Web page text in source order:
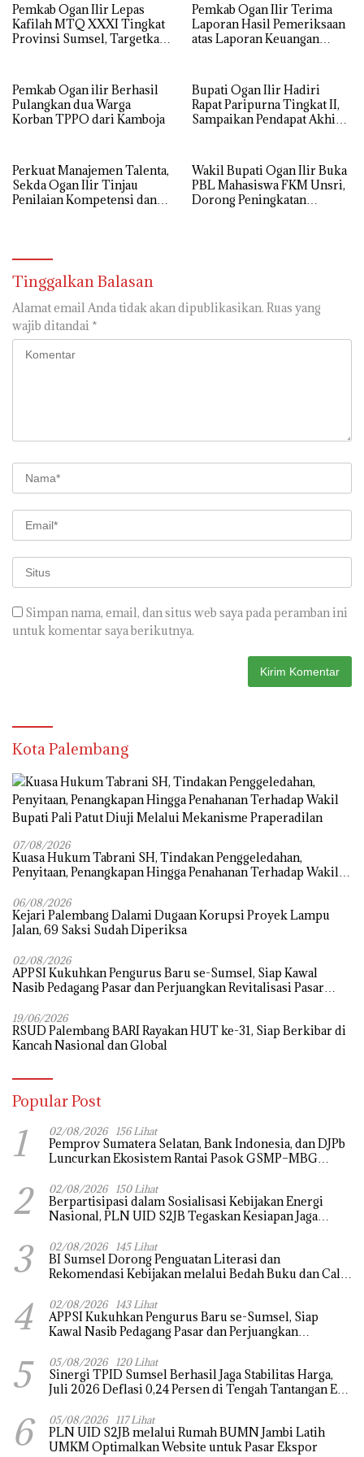
Pemkab Ogan Ilir Lepas
Kafilah MTQ XXXI Tingkat
Provinsi Sumsel, Targetkan
Pemkab Ogan Ilir Terima
Laporan Hasil Pemeriksaan
atas Laporan Keuangan
Pemkab Ogan ilir Berhasil
Pulangkan dua Warga
Korban TPPO dari Kamboja
Bupati Ogan Ilir Hadiri
Rapat Paripurna Tingkat II,
Sampaikan Pendapat Akhir
Perkuat Manajemen Talenta,
Sekda Ogan Ilir Tinjau
Penilaian Kompetensi dan
Wakil Bupati Ogan Ilir Buka
PBL Mahasiswa FKM Unsri,
Dorong Peningkatan
Tinggalkan Balasan
Alamat email Anda tidak akan dipublikasikan. Ruas yang
wajib ditandai *
Simpan nama, email, dan situs web saya pada peramban ini
untuk komentar saya berikutnya.
Kota Palembang
07/08/2026
‎Kuasa Hukum Tabrani SH, Tindakan Penggeledahan,
Penyitaan, Penangkapan Hingga Penahanan Terhadap Wakil
06/08/2026
Kejari Palembang Dalami Dugaan Korupsi Proyek Lampu
Jalan, 69 Saksi Sudah Diperiksa
02/08/2026
APPSI Kukuhkan Pengurus Baru se-Sumsel, Siap Kawal
Nasib Pedagang Pasar dan Perjuangkan Revitalisasi Pasar
19/06/2026
RSUD Palembang BARI Rayakan HUT ke-31, Siap Berkibar di
Kancah Nasional dan Global
Popular Post
1 02/08/2026 156 Lihat
Pemprov Sumatera Selatan, Bank Indonesia, dan DJPb
Luncurkan Ekosistem Rantai Pasok GSMP–MBG
Inflasi
2 02/08/2026 150 Lihat
Berpartisipasi dalam Sosialisasi Kebijakan Energi
Nasional, PLN UID S2JB Tegaskan Kesiapan Jaga
3 02/08/2026 145 Lihat
BI Sumsel Dorong Penguatan Literasi dan
Rekomendasi Kebijakan melalui Bedah Buku dan Call
2026
4 02/08/2026 143 Lihat
APPSI Kukuhkan Pengurus Baru se-Sumsel, Siap
Kawal Nasib Pedagang Pasar dan Perjuangkan
5 05/08/2026 120 Lihat
Sinergi TPID Sumsel Berhasil Jaga Stabilitas Harga,
Juli 2026 Deflasi 0,24 Persen di Tengah Tantangan El
6 05/08/2026 117 Lihat
PLN UID S2JB melalui Rumah BUMN Jambi Latih
UMKM Optimalkan Website untuk Pasar Ekspor